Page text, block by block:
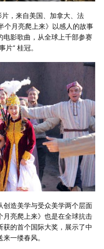
，来自美国、加拿大、法
个月亮爬上来》以感人的故事
电影歌曲，从全球上千部参赛
“ 桂冠。
创造美学与受众美学两个层面
月亮爬上来》也是在全球抗击
的首个国际大奖，展示了中
一缕春风。